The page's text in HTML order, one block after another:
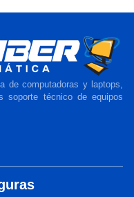
de computadoras y laptops,
soporte técnico de equipos